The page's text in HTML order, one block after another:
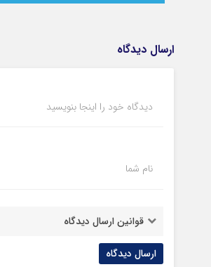
ارسال دیدگاه
دیدگاه خود را اینجا بنویسید
نام شما
قوانین ارسال دیدگاه